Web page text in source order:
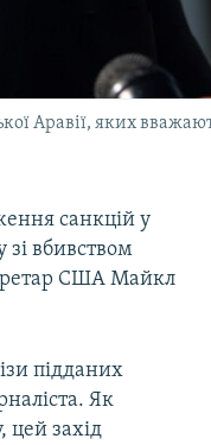
Аравії, яких
санкцій у
зі вбивством
США Майкл
підданих
Як
цей захід